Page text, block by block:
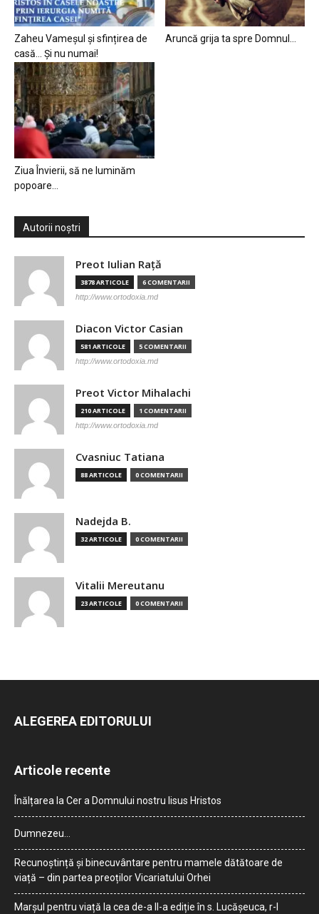
Zaheu Vameșul și sfințirea de
casă… Și nu numai!
Aruncă grija ta spre Domnul…
Ziua Învierii, să ne luminăm
popoare…
Autorii noștri
Preot Iulian Raţă
3878 ARTICOLE 6 COMENTARII
http://www.ortodoxia.md
Diacon Victor Casian
581 ARTICOLE 5 COMENTARII
http://www.ortodoxia.md
Preot Victor Mihalachi
210 ARTICOLE 1 COMENTARII
http://www.ortodoxia.md
Cvasniuc Tatiana
88 ARTICOLE 0 COMENTARII
Nadejda B.
32 ARTICOLE 0 COMENTARII
Vitalii Mereutanu
23 ARTICOLE 0 COMENTARII
ALEGEREA EDITORULUI
Articole recente
Înălțarea la Cer a Domnului nostru Iisus Hristos
Dumnezeu…
Recunoștință și binecuvântare pentru mamele dătătoare de
viață – din partea preoților Vicariatului Orhei
Marșul pentru viață la cea de-a II-a ediție în s. Lucășeuca, r-l